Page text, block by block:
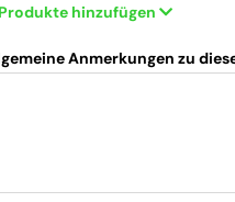
hinzufügen
Anmerkungen zu